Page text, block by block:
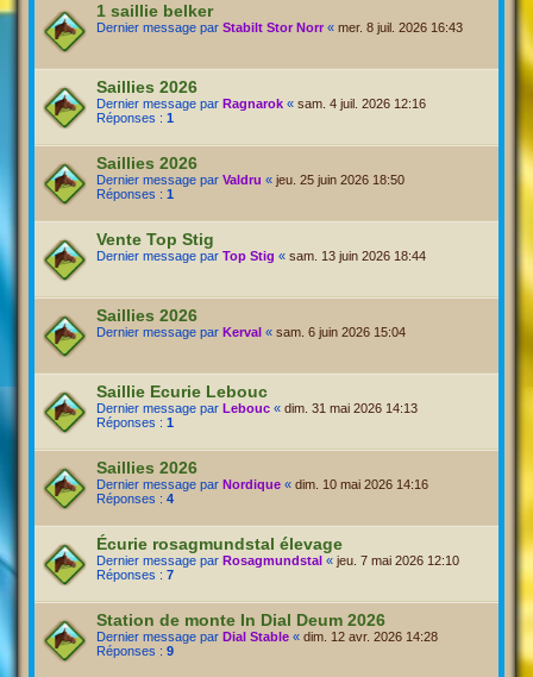
1 saillie belker
Dernier message par Stabilt Stor Norr « mer. 8 juil. 2026 16:43
Saillies 2026
Dernier message par Ragnarok « sam. 4 juil. 2026 12:16
Réponses : 1
Saillies 2026
Dernier message par Valdru « jeu. 25 juin 2026 18:50
Réponses : 1
Vente Top Stig
Dernier message par Top Stig « sam. 13 juin 2026 18:44
Saillies 2026
Dernier message par Kerval « sam. 6 juin 2026 15:04
Saillie Ecurie Lebouc
Dernier message par Lebouc « dim. 31 mai 2026 14:13
Réponses : 1
Saillies 2026
Dernier message par Nordique « dim. 10 mai 2026 14:16
Réponses : 4
Écurie rosagmundstal élevage
Dernier message par Rosagmundstal « jeu. 7 mai 2026 12:10
Réponses : 7
Station de monte In Dial Deum 2026
Dernier message par Dial Stable « dim. 12 avr. 2026 14:28
Réponses : 9